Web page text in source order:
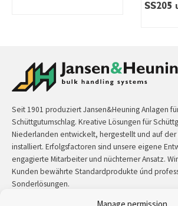
SS205
Seit 1901 produziert Jansen&Heuning Anlagen
Schüttgutumschlag. Kreative Lösungen für
Niederlanden entwickelt, hergestellt und auf der
installiert. Erfolgsfactoren sind unsere eigene
engagierte Mitarbeiter und nüchterner Ansatz.
Kunden bewährte Standardprodukte únd
Sonderlösungen.